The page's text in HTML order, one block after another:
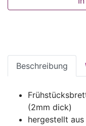
Beschreibung
(2mm dick)
hergestellt